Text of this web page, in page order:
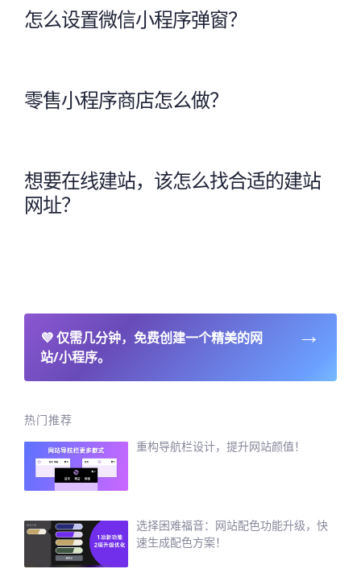
怎么设置微信小程序弹窗？
零售小程序商店怎么做？
想要在线建站，该怎么找合适的建站
网址？
💜仅需几分钟，免费创建一个精美的网
站/小程序。
→
热门推荐
重构导航栏设计，提升网站颜值！
选择困难福音：网站配色功能升级，快
速生成配色方案！